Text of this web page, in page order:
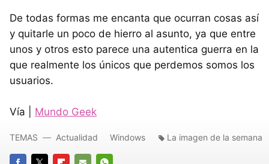
De todas formas me encanta que ocurran cosas así
y quitarle un poco de hierro al asunto, ya que entre
unos y otros esto parece una autentica guerra en la
que realmente los únicos que perdemos somos los
usuarios.
Vía | Mundo Geek
TEMAS Actualidad Windows La imagen de la semana